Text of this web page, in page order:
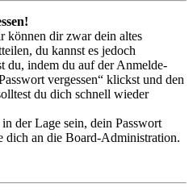
können dir zwar dein altes
du kannst es jedoch
du, indem du auf der Anmelde-
vergessen“ klickst und den
du dich schnell wieder
der Lage sein, dein Passwort
dich an die Board-Administration.